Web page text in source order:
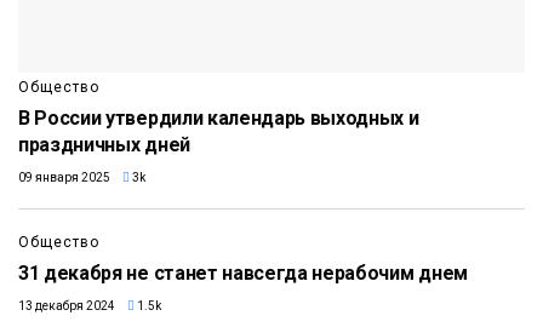
Общество
В России утвердили календарь выходных и
праздничных дней
09 января 2025 3k
Общество
31 декабря не станет навсегда нерабочим днем
13 декабря 2024 1.5k